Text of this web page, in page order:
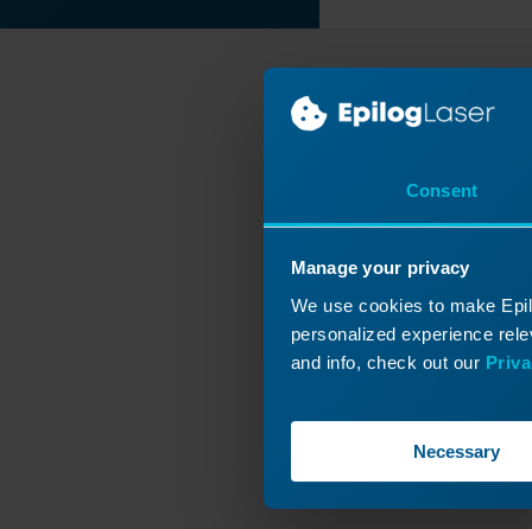
Consent
Manage your privacy
We use cookies to make
personalized experience
and info, check out our
Necessary
Électricité /